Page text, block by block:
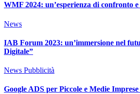
WMF 2024: un’esperienza di confronto
News
IAB Forum 2023: un’immersione nel
Digitale”
News Pubblicità
Google ADS per Piccole e Medie